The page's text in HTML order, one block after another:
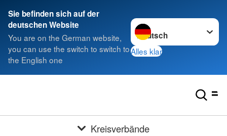
Sie befinden sich auf der
deutschen Website
You are on the German website,
you can use the switch to switch to
the English one
Sprache wechseln zu
Alles klar
Kreisverbände